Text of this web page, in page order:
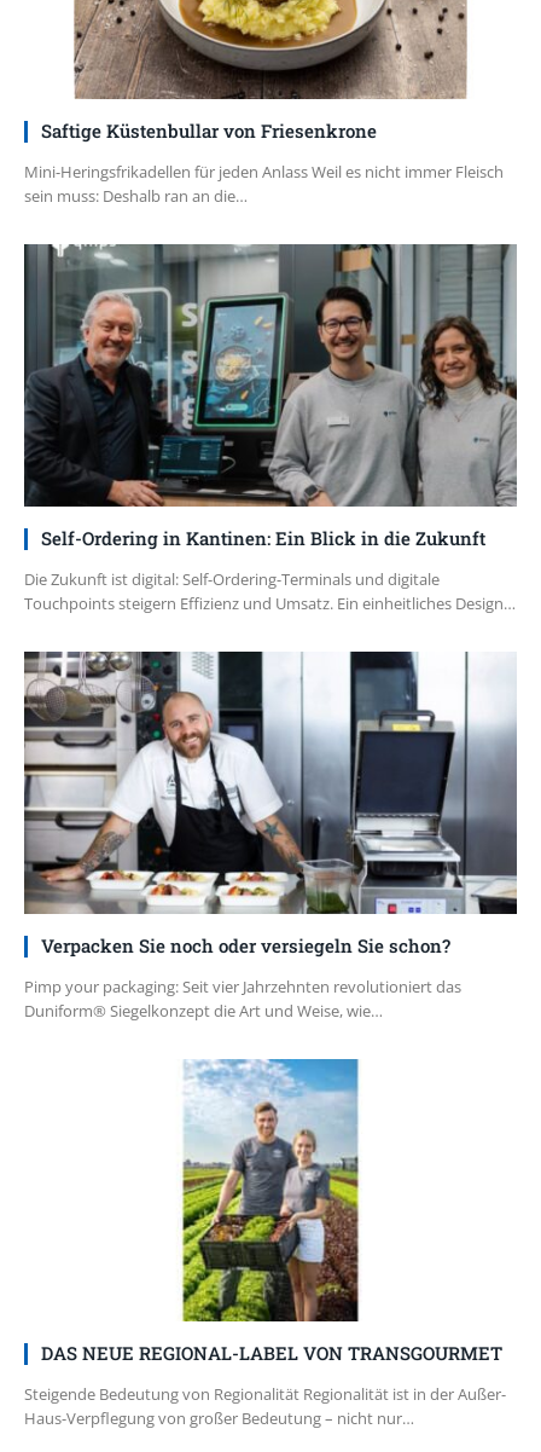
Saftige Küstenbullar von Friesenkrone
Mini-Heringsfrikadellen für jeden Anlass Weil es nicht immer Fleisch
sein muss: Deshalb ran an die…
Self-Ordering in Kantinen: Ein Blick in die Zukunft
Die Zukunft ist digital: Self-Ordering-Terminals und digitale
Touchpoints steigern Effizienz und Umsatz. Ein einheitliches Design…
Verpacken Sie noch oder versiegeln Sie schon?
Pimp your packaging: Seit vier Jahrzehnten revolutioniert das
Duniform® Siegelkonzept die Art und Weise, wie…
DAS NEUE REGIONAL-LABEL VON TRANSGOURMET
Steigende Bedeutung von Regionalität Regionalität ist in der Außer-
Haus-Verpflegung von großer Bedeutung – nicht nur…